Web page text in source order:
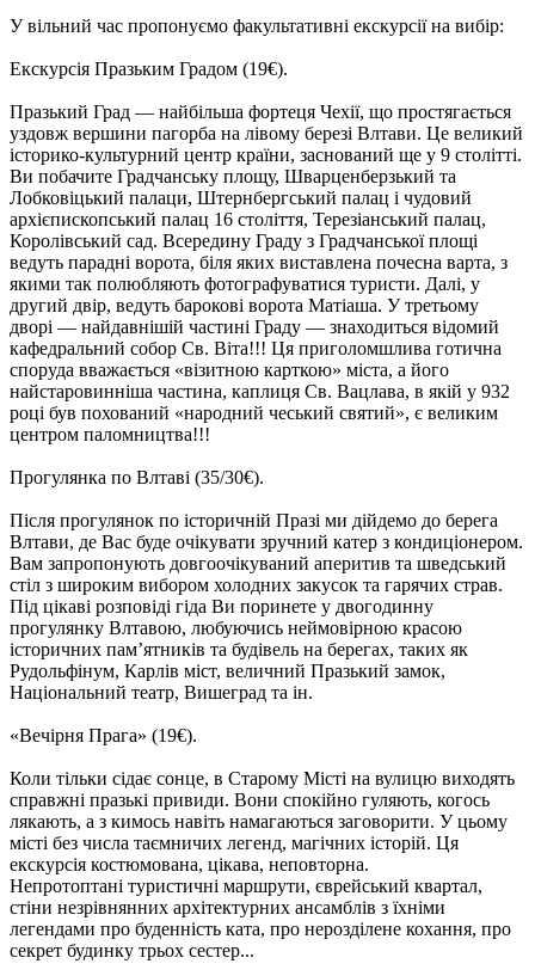
У вільний час пропонуємо факультативні екскурсії на вибір:
Екскурсія Празьким Градом (19€).
Празький Град — найбільша фортеця Чехії, що простягається
уздовж вершини пагорба на лівому березі Влтави. Це великий
історико-культурний центр країни, заснований ще у 9 столітті.
Ви побачите Градчанську площу, Шварценберзький та
Лобковіцький палаци, Штернбергський палац і чудовий
архієпископський палац 16 століття, Терезіанський палац,
Королівський сад. Всередину Граду з Градчанської площі
ведуть парадні ворота, біля яких виставлена почесна варта, з
якими так полюбляють фотографуватися туристи. Далі, у
другий двір, ведуть барокові ворота Матіаша. У третьому
дворі — найдавнішій частині Граду — знаходиться відомий
кафедральний собор Св. Віта!!! Ця приголомшлива готична
споруда вважається «візитною карткою» міста, а його
найстаровинніша частина, каплиця Св. Вацлава, в якій у 932
році був похований «народний чеський святий», є великим
центром паломництва!!!
Прогулянка по Влтаві (35/30€).
Після прогулянок по історичній Празі ми дійдемо до берега
Влтави, де Вас буде очікувати зручний катер з кондиціонером.
Вам запропонують довгоочікуваний аперитив та шведський
стіл з широким вибором холодних закусок та гарячих страв.
Під цікаві розповіді гіда Ви поринете у двогодинну
прогулянку Влтавою, любуючись неймовірною красою
історичних пам’ятників та будівель на берегах, таких як
Рудольфінум, Карлів міст, величний Празький замок,
Національний театр, Вишеград та ін.
«Вечірня Прага» (19€).
Коли тільки сідає сонце, в Старому Місті на вулицю виходять
справжні празькі привиди. Вони спокійно гуляють, когось
лякають, а з кимось навіть намагаються заговорити. У цьому
місті без числа таємничих легенд, магічних історій. Ця
екскурсія костюмована, цікава, неповторна.
Непротоптані туристичні маршрути, єврейський квартал,
стіни незрівнянних архітектурних ансамблів з їхніми
легендами про буденність ката, про нерозділене кохання, про
секрет будинку трьох сестер...